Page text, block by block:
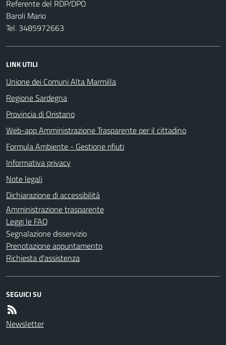
Referente del RDP/DPO
Baroli Mario
Tel. 3485972663
LINK UTILI
Unione dei Comuni Alta Marmilla
Regione Sardegna
Provincia di Oristano
Web-app Amministrazione Trasparente per il cittadino
Formula Ambiente - Gestione rifiuti
Informativa privacy
Note legali
Dichiarazione di accessibilità
Amministrazione trasparente
Leggi le FAQ
Segnalazione disservizio
Prenotazione appuntamento
Richiesta d'assistenza
SEGUICI SU
Newsletter